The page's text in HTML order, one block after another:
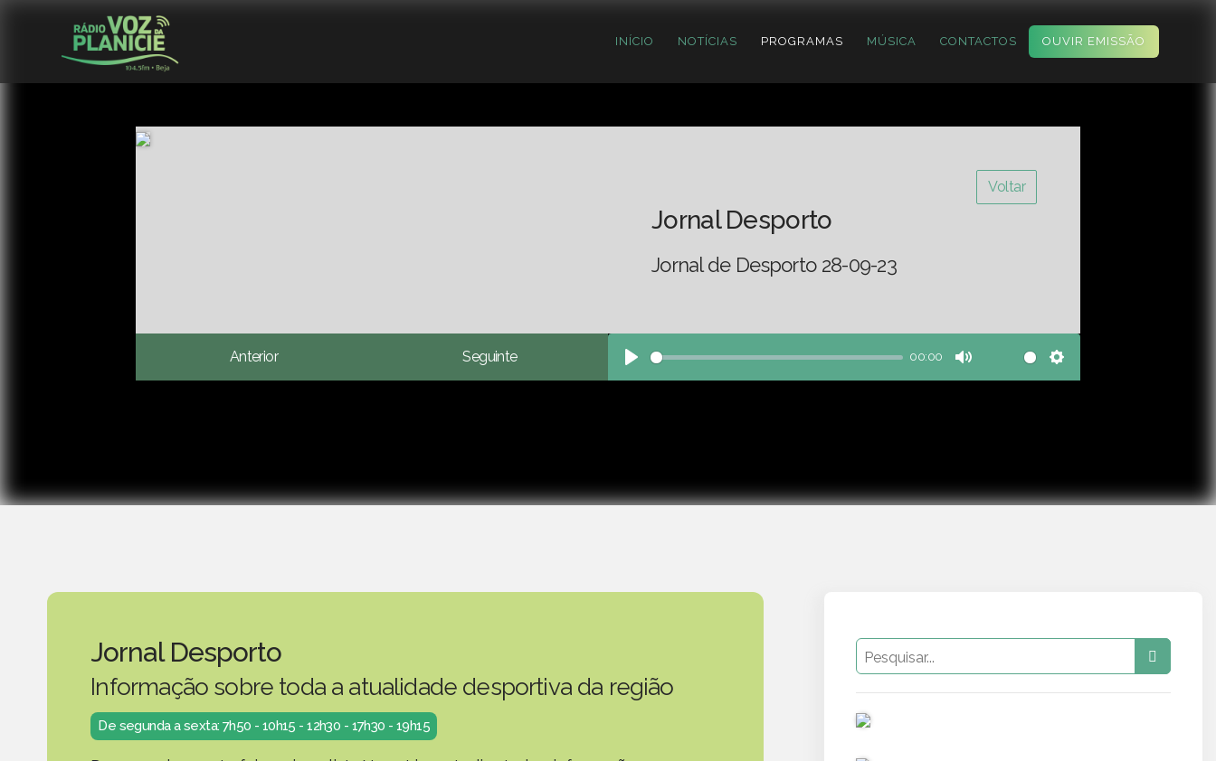
INÍCIO NOTÍCIAS PROGRAMAS MÚSICA CONTACTOS OUVIR EMISSÃO
Voltar
Jornal Desporto
Jornal de Desporto 28-09-23
Anterior Seguinte
Play
00:00
Mute Settings
Jornal Desporto
Informação sobre toda a atualidade desportiva da região
De segunda a sexta: 7h50 - 10h15 - 12h30 - 17h30 - 19h15